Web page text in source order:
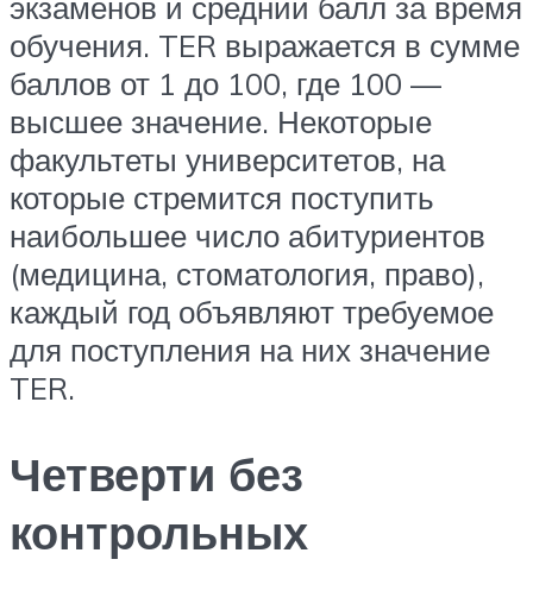
обучения. TER выражается в сумме
баллов от 1 до 100, где 100 —
высшее значение. Некоторые
факультеты университетов, на
которые стремится поступить
наибольшее число абитуриентов
(медицина, стоматология, право),
каждый год объявляют требуемое
для поступления на них значение
TER.
Четверти без
контрольных